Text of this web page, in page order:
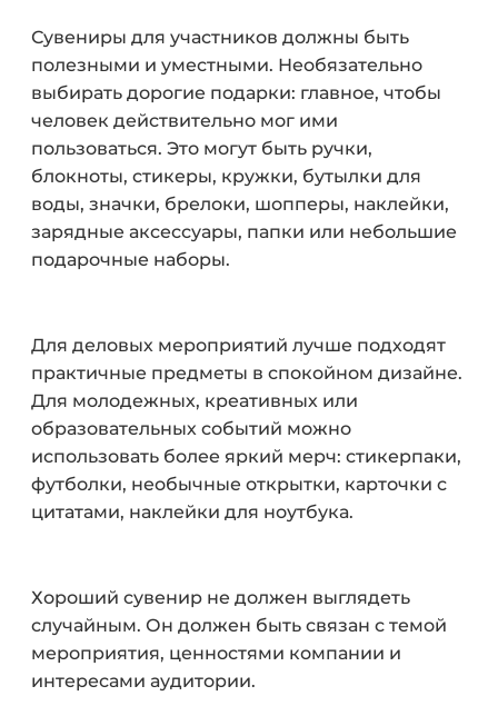
Сувениры для участников должны быть
полезными и уместными. Необязательно
выбирать дорогие подарки: главное, чтобы
человек действительно мог ими
пользоваться. Это могут быть ручки,
блокноты, стикеры, кружки, бутылки для
воды, значки, брелоки, шопперы, наклейки,
зарядные аксессуары, папки или небольшие
подарочные наборы.
Для деловых мероприятий лучше подходят
практичные предметы в спокойном дизайне.
Для молодежных, креативных или
образовательных событий можно
использовать более яркий мерч: стикерпаки,
футболки, необычные открытки, карточки с
цитатами, наклейки для ноутбука.
Хороший сувенир не должен выглядеть
случайным. Он должен быть связан с темой
мероприятия, ценностями компании и
интересами аудитории.